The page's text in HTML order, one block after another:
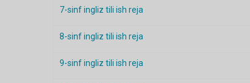
7-sinf ingliz tili ish reja
8-sinf ingliz tili ish reja
9-sinf ingliz tili ish reja